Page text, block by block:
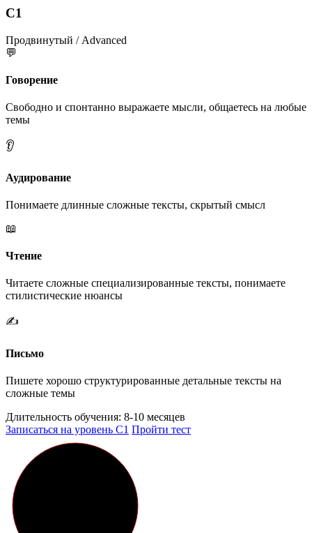
C1
Продвинутый / Advanced
💬
Говорение
Свободно и спонтанно выражаете мысли, общаетесь на любые
темы
👂
Аудирование
Понимаете длинные сложные тексты, скрытый смысл
📖
Чтение
Читаете сложные специализированные тексты, понимаете
стилистические нюансы
✍️
Письмо
Пишете хорошо структурированные детальные тексты на
сложные темы
Длительность обучения: 8-10 месяцев
Записаться на уровень C1 Пройти тест